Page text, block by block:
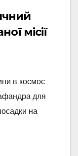
місії
в космос
для
на